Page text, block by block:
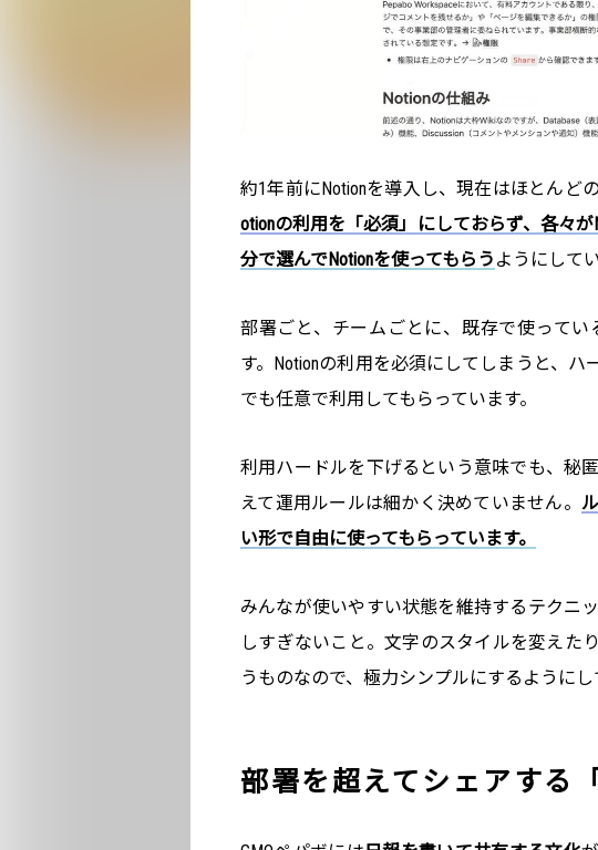
約1年前にNotionを導入し、現在はほとんど
otionの利用を「必須」にしておらず、各々
分で選んでNotionを使ってもらう ようにしてい
部署ごと、チームごとに、既存で使って
す。Notionの利用を必須にしてしまうと、
でも任意で利用してもらっています。
利用ハードルを下げるという意味でも、秘
えて運用ルールは細かく決めていません。
い形で自由に使ってもらっています。
みんなが使いやすい状態を維持するテクニ
しすぎないこと。文字のスタイルを変えた
うものなので、極力シンプルにするようにし
部署を超えてシェアする